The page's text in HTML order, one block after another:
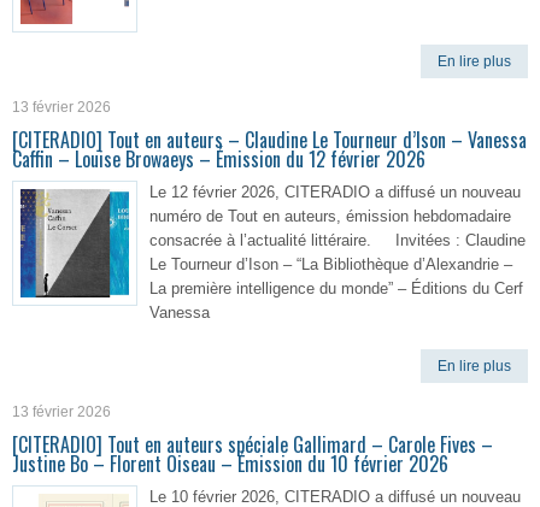
En lire plus
13 février 2026
[CITERADIO] Tout en auteurs – Claudine Le Tourneur d’Ison – Vanessa
Caffin – Louise Browaeys – Émission du 12 février 2026
Le 12 février 2026, CITERADIO a diffusé un nouveau
numéro de Tout en auteurs, émission hebdomadaire
consacrée à l’actualité littéraire. Invitées : Claudine
Le Tourneur d’Ison – “La Bibliothèque d’Alexandrie –
La première intelligence du monde” – Éditions du Cerf
Vanessa
En lire plus
13 février 2026
[CITERADIO] Tout en auteurs spéciale Gallimard – Carole Fives –
Justine Bo – Florent Oiseau – Émission du 10 février 2026
Le 10 février 2026, CITERADIO a diffusé un nouveau